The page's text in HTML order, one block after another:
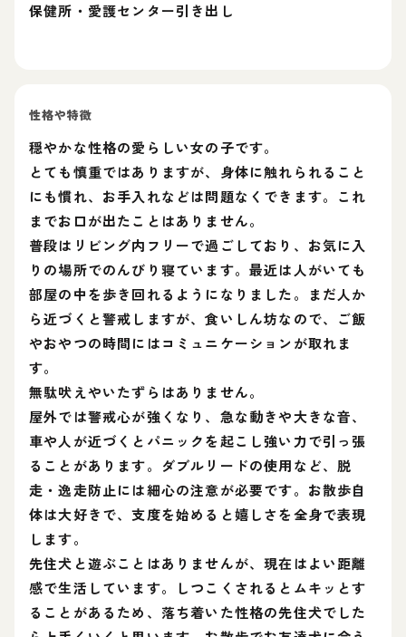
保健所・愛護センター引き出し
性格や特徴
穏やかな性格の愛らしい女の子です。
とても慎重ではありますが、身体に触れられること
にも慣れ、お手入れなどは問題なくできます。これ
までお口が出たことはありません。
普段はリビング内フリーで過ごしており、お気に入
りの場所でのんびり寝ています。最近は人がいても
部屋の中を歩き回れるようになりました。まだ人か
ら近づくと警戒しますが、食いしん坊なので、ご飯
やおやつの時間にはコミュニケーションが取れま
す。
無駄吠えやいたずらはありません。
屋外では警戒心が強くなり、急な動きや大きな音、
車や人が近づくとパニックを起こし強い力で引っ張
ることがあります。ダブルリードの使用など、脱
走・逸走防止には細心の注意が必要です。お散歩自
体は大好きで、支度を始めると嬉しさを全身で表現
します。
先住犬と遊ぶことはありませんが、現在はよい距離
感で生活しています。しつこくされるとムキッとす
ることがあるため、落ち着いた性格の先住犬でした